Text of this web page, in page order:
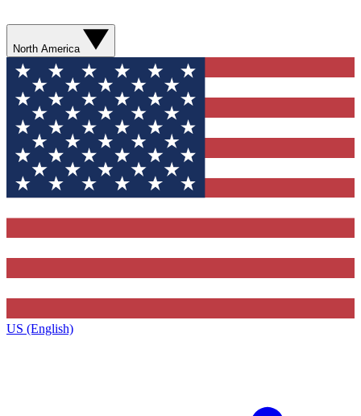
North America
US (English)